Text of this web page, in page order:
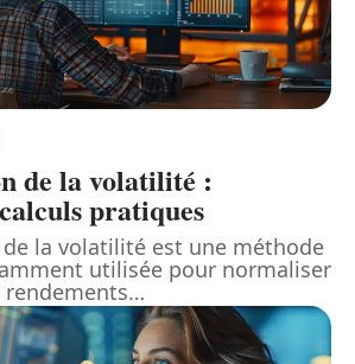
de la volatilité :
pratiques
la volatilité est une méthode
utilisée pour normaliser
…